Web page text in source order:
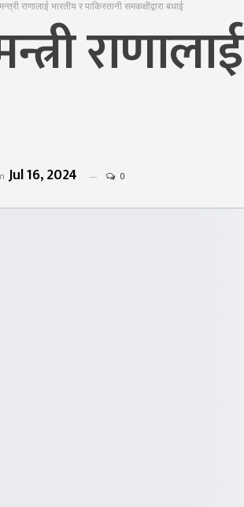
राणालाई भारतीय र पाकिस्तानी समकक्षीद्वारा बधाई
Jul 16, 2024 0